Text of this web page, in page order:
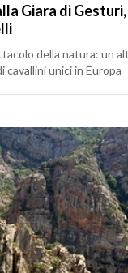
Giara di
della natura: un
cavallini unici in Europa